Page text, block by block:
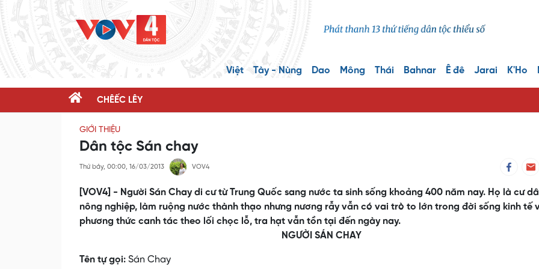
Việt Tày - Nùng Dao Mông Thái Bahnar Ê đê Jarai K'Ho
CHÊẾC LÊY
GIỚI THIỆU
Dân tộc Sán chay
Thứ bảy, 00:00, 16/03/2013 VOV4
[VOV4] - Người Sán Chay di cư từ Trung Quốc sang nước ta sinh sống khoảng 400 năm nay. Họ là cư
nông nghiệp, làm ruộng nước thành thạo nhưng nương rẫy vẫn có vai trò to lớn trong đời sống kinh tế
phương thức canh tác theo lối chọc lỗ, tra hạt vẫn tồn tại đến ngày nay.
NGƯỜI SÁN CHAY
Tên tự gọi: Sán Chay